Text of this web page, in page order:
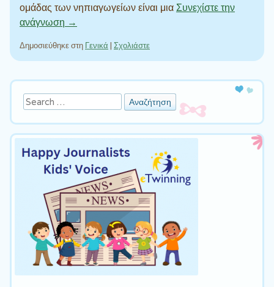
ομάδας των νηπιαγωγείων είναι μιαΣυνεχίστε την
ανάγνωση →
Δημοσιεύθηκε στη Γενικά | Σχολιάστε
Πλοήγηση άρθρων
Αναζήτηση